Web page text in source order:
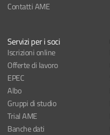
Contatti AME
Servizi per i soci
Iscrizioni online
Offerte di lavoro
EPEC
Albo
Gruppi di studio
Trial AME
Banche dati